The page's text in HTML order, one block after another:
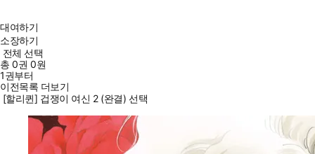
대여하기
소장하기
전체 선택
총0권 0원
1권부터
이전목록 더보기
[할리퀸] 겁쟁이 여신 2 (완결) 선택